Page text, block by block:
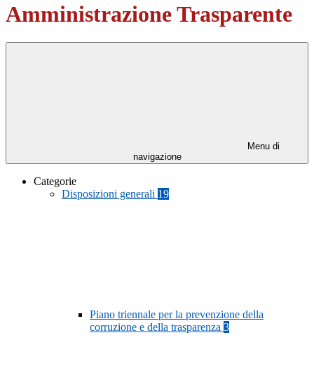
Amministrazione Trasparente
Menu di
navigazione
Categorie
Disposizioni generali 19
Piano triennale per la prevenzione della
corruzione e della trasparenza 3